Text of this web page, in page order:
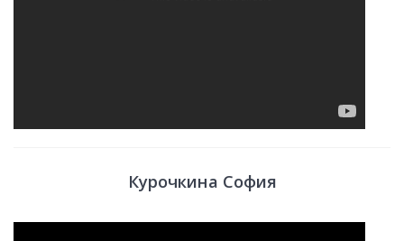
Курочкина София